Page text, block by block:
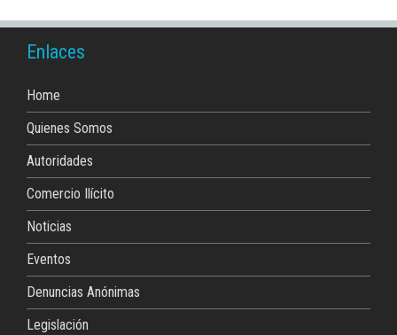
Enlaces
Home
Quienes Somos
Autoridades
Comercio Ilícito
Noticias
Eventos
Denuncias Anónimas
Legislación